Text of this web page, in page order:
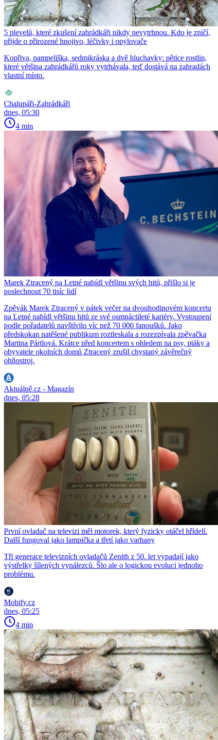
5 plevelů, které zkušení zahrádkáři nikdy nevytrhnou. Kdo je zničí,
přijde o přirozené hnojivo, léčivky i opylovače
Kopřiva, pampeliška, sedmikráska a dvě hluchavky: pětice rostlin,
které většina zahrádkářů roky vytrhávala, teď dostává na zahradách
vlastní místo.
Chalupáři-Zahrádkáři
dnes, 05:30
4 min
Marek Ztracený na Letné nabídl většinu svých hitů, přišlo si je
poslechnout 70 tisíc lidí
Zpěvák Marek Ztracený v pátek večer na dvouhodinovém koncertu
na Letné nabídl většinu hitů ze své osmnáctileté kariéry. Vystoupení
podle pořadatelů navštívilo víc než 70 000 fanoušků. Jako
předskokan natěšené publikum roztleskala a rozezpívala zpěvačka
Martina Pártlová. Krátce před koncertem s ohledem na psy, ptáky a
obyvatele okolních domů Ztracený zrušil chystaný závěrečný
ohňostroj.
Aktuálně.cz - Magazín
dnes, 05:28
První ovladač na televizi měl motorek, který fyzicky otáčel hřídelí.
Další fungoval jako lampička a třetí jako varhany
Tři generace televizních ovladačů Zenith z 50. let vypadají jako
výstřelky šílených vynálezců. Šlo ale o logickou evoluci jednoho
problému.
Mobify.cz
dnes, 05:25
4 min